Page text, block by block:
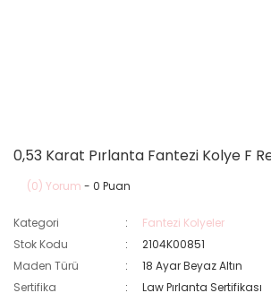
0,53 Karat Pırlanta Fantezi Kolye F
(0) Yorum - 0 Puan
Kategori
Fantezi Kolyeler
Stok Kodu
2104K00851
Maden Türü
18 Ayar Beyaz Altın
Sertifika
Law Pırlanta Sertifikası